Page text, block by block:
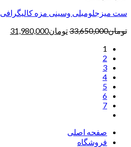
ست میزجلومبلی وسینی مزه کالیگرافی
تومان33,650,000تومان31,980,000
1
2
3
4
5
6
7
صفحه اصلی
فروشگاه